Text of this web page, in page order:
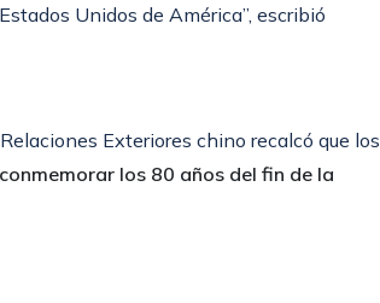
Unidos de América”, escribió
Exteriores chino recalcó que los
conmemorar los 80 años del fin de la